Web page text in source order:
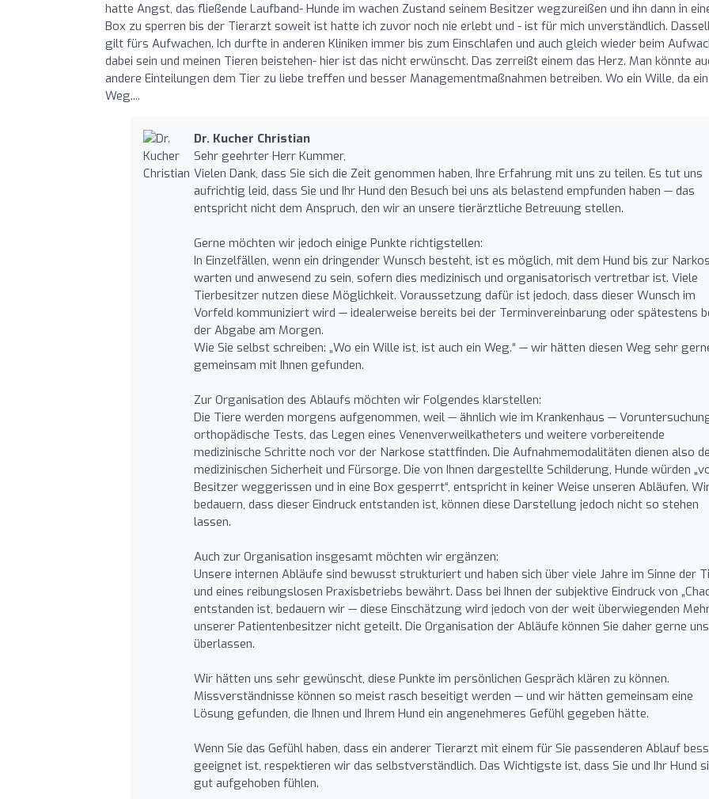
hatte Angst, das fließende Laufband- Hunde im wachen Zustand seinem Besitzer wegzureißen und ihn dann in
Box zu sperren bis der Tierarzt soweit ist hatte ich zuvor noch nie erlebt und - ist für mich unverständlich.
gilt fürs Aufwachen. Ich durfte in anderen Kliniken immer bis zum Einschlafen und auch gleich wieder beim
dabei sein und meinen Tieren beistehen- hier ist das nicht erwünscht. Das zerreißt einem das Herz. Man könnte
andere Einteilungen dem Tier zu liebe treffen und besser Managementmaßnahmen betreiben. Wo ein Wille, da ein
Weg....
Dr. Kucher Christian
Sehr geehrter Herr Kummer,
Vielen Dank, dass Sie sich die Zeit genommen haben, Ihre Erfahrung mit uns zu teilen. Es tut uns
aufrichtig leid, dass Sie und Ihr Hund den Besuch bei uns als belastend empfunden haben — das
entspricht nicht dem Anspruch, den wir an unsere tierärztliche Betreuung stellen.
Gerne möchten wir jedoch einige Punkte richtigstellen:
In Einzelfällen, wenn ein dringender Wunsch besteht, ist es möglich, mit dem Hund bis zur
warten und anwesend zu sein, sofern dies medizinisch und organisatorisch vertretbar ist. Viele
Tierbesitzer nutzen diese Möglichkeit. Voraussetzung dafür ist jedoch, dass dieser Wunsch im
Vorfeld kommuniziert wird — idealerweise bereits bei der Terminvereinbarung oder spätestens
der Abgabe am Morgen.
Wie Sie selbst schreiben: „Wo ein Wille ist, ist auch ein Weg.“ — wir hätten diesen Weg sehr
gemeinsam mit Ihnen gefunden.
Zur Organisation des Ablaufs möchten wir Folgendes klarstellen:
Die Tiere werden morgens aufgenommen, weil — ähnlich wie im Krankenhaus —
orthopädische Tests, das Legen eines Venenverweilkatheters und weitere vorbereitende
medizinische Schritte noch vor der Narkose stattfinden. Die Aufnahmemodalitäten dienen also
medizinischen Sicherheit und Fürsorge. Die von Ihnen dargestellte Schilderung, Hunde würden
Besitzer weggerissen und in eine Box gesperrt“, entspricht in keiner Weise unseren Abläufen.
bedauern, dass dieser Eindruck entstanden ist, können diese Darstellung jedoch nicht so stehen
lassen.
Auch zur Organisation insgesamt möchten wir ergänzen:
Unsere internen Abläufe sind bewusst strukturiert und haben sich über viele Jahre im Sinne der
und eines reibungslosen Praxisbetriebs bewährt. Dass bei Ihnen der subjektive Eindruck von
entstanden ist, bedauern wir — diese Einschätzung wird jedoch von der weit überwiegenden
unserer Patientenbesitzer nicht geteilt. Die Organisation der Abläufe können Sie daher gerne uns
überlassen.
Wir hätten uns sehr gewünscht, diese Punkte im persönlichen Gespräch klären zu können.
Missverständnisse können so meist rasch beseitigt werden — und wir hätten gemeinsam eine
Lösung gefunden, die Ihnen und Ihrem Hund ein angenehmeres Gefühl gegeben hätte.
Wenn Sie das Gefühl haben, dass ein anderer Tierarzt mit einem für Sie passenderen Ablauf
geeignet ist, respektieren wir das selbstverständlich. Das Wichtigste ist, dass Sie und Ihr Hund
gut aufgehoben fühlen.